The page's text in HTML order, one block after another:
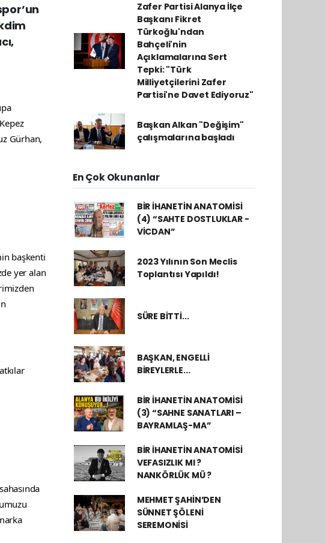
Gürhan,
başkenti
yer alan
Zafer Partisi Alanya İlçe
Başkanı Fikret
Türkoğlu'ndan
Bahçeli'nin
Açıklamalarına Sert
Tepki: "Türk
Milliyetçilerini Zafer
Partisi'ne Davet Ediyoruz"
Başkan Alkan "Değişim"
çalışmalarına başladı
En Çok Okunanlar
BİR İHANETİN ANATOMİSİ
(4) “SAHTE DOSTLUKLAR -
VİCDAN”
2023 Yılının Son Meclis
Toplantısı Yapıldı!
SÜRE BİTTİ...
BAŞKAN, ENGELLİ
BİREYLERLE...
BİR İHANETİN ANATOMİSİ
(3) “SAHNE SANATLARI –
BAYRAMLAŞ-MA”
BİR İHANETİN ANATOMİSİ
VEFASIZLIK MI ?
NANKÖRLÜK MÜ ?
MEHMET ŞAHİN’DEN
SÜNNET ŞÖLENİ
SEREMONİSİ